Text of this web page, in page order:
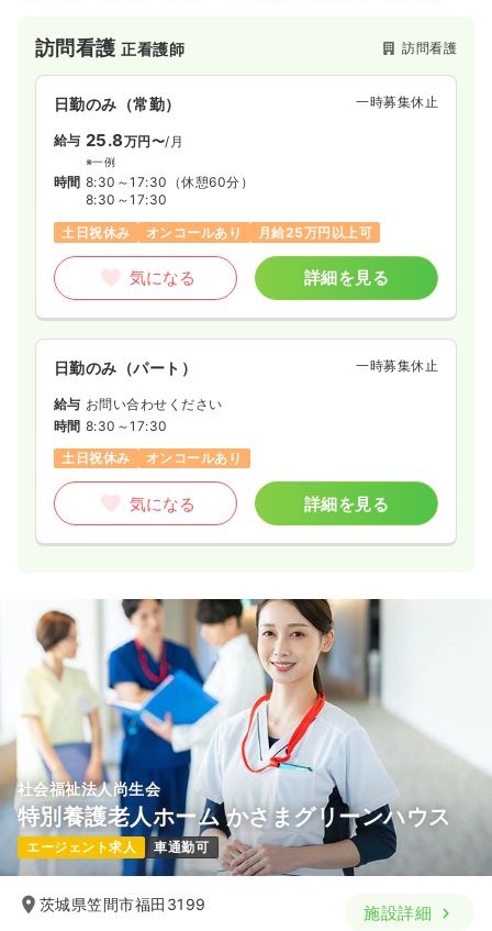
訪問看護正看護師 訪問看護
日勤のみ（常勤） 一時募集休止
給与 25.8万円〜/月
※一例
時間 8:30～17:30 （休憩60分）
8:30～17:30
土日祝休み
オンコールあり 月給25万円以上可
気になる 詳細を見る
日勤のみ（パート） 一時募集休止
給与 お問い合わせください
時間 8:30～17:30
土日祝休み
オンコールあり
気になる 詳細を見る
社会福祉法人尚生会
特別養護老人ホーム かさまグリーンハウス
エージェント求人 車通勤可
茨城県笠間市福田3199 施設詳細